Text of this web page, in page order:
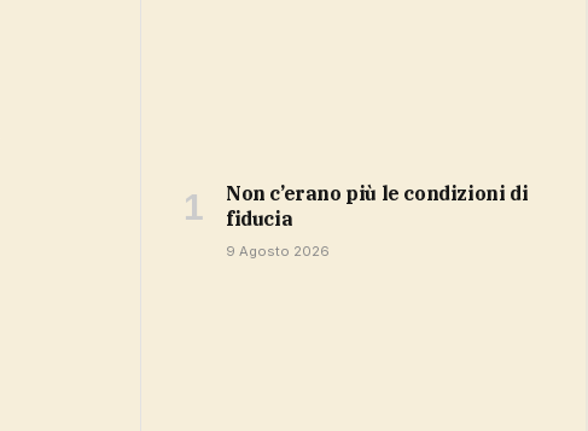
non c’erano più le condizioni di
fiducia
9 Agosto 2026